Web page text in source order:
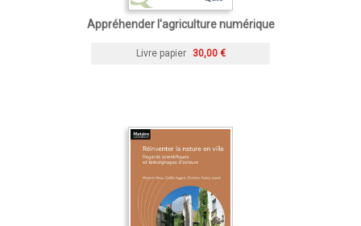
Appréhender l'agriculture numérique
Livre papier 30,00 €